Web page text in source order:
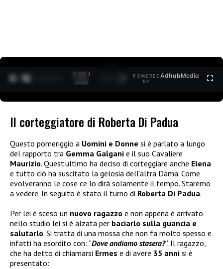
0:30 /
3:35
POWERED
BY
AdhubMedia
Il corteggiatore di Roberta Di Padua
Questo pomeriggio a Uomini e Donne si è parlato a lungo
del rapporto tra Gemma Galgani e il suo Cavaliere
Maurizio. Quest’ultimo ha deciso di corteggiare anche Elena
e tutto ciò ha suscitato la gelosia dell’altra Dama. Come
evolveranno le cose ce lo dirà solamente il tempo. Staremo
a vedere. In seguito è stato il turno di Roberta Di Padua.
Per lei è sceso un nuovo ragazzo e non appena è arrivato
nello studio lei si è alzata per baciarlo sulla guancia e
salutarlo. Si tratta di una mossa che non fa molto spesso e
infatti ha esordito con: “Dove andiamo stasera?“. Il ragazzo,
che ha detto di chiamarsi Ermes e di avere 35 anni si è
presentato: